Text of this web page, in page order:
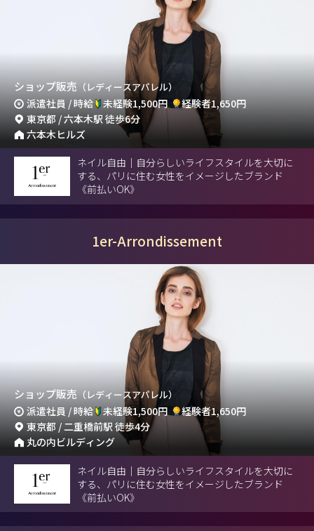
ショップ販売 （レディースアパレル）
派遣社員 / 時給 未経験1,500円
経験者1,650円
東京都 / 六本木駅 徒歩6分
六本木ヒルズ
ネイル自由｜自分らしいライフスタイルを大切に
する、パリに住む女性をイメージしたブランド
《前払いOK》
1er-Arrondissement
ショップ販売 （レディースアパレル）
派遣社員 / 時給 未経験1,500円
経験者1,650円
東京都 / 二重橋前駅 徒歩4分
丸の内ビルディング
ネイル自由｜自分らしいライフスタイルを大切に
する、パリに住む女性をイメージしたブランド
《前払いOK》